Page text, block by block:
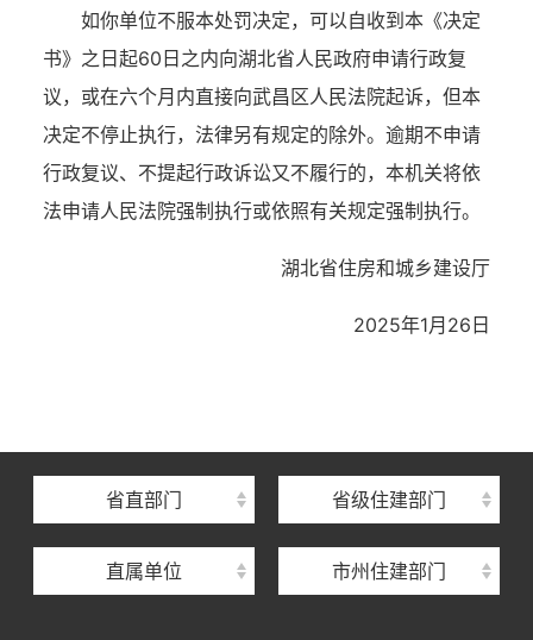
如你单位不服本处罚决定，可以自收到本《决定
书》之日起60日之内向湖北省人民政府申请行政复
议，或在六个月内直接向武昌区人民法院起诉， 但本
决定不停止执行，法律另有规定的除外。逾期不申请
行政复议、不提起行政诉讼又不履行的，本机关将依
法申请人民法院强制执行或依照有关规定强制执行。
湖北省住房和城乡建设厅
2025年1月 26 日
省直部门 省级住建部门
直属单位
湖北省住房保障中心
湖北省建设工程质量安全监督总站
湖北省建设工程标准定额管理总站 市州住建部门